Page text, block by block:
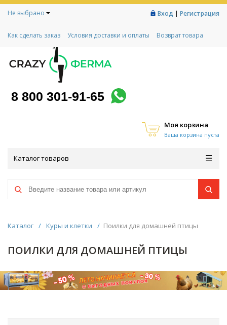
Не выбрано Вход | Регистрация
Как сделать заказ Условия доставки и оплаты
Возврат товара
Контакты
Социальный контракт
Любимая ферма
8 800 301-91-65
Моя корзина
Ваша корзина пуста
Каталог товаров
Каталог / Куры и клетки / Поилки для домашней птицы
ПОИЛКИ ДЛЯ ДОМАШНЕЙ ПТИЦЫ